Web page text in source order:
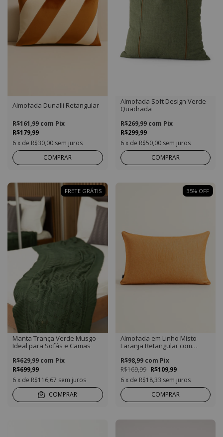
Almofada Dunalli Retangular
R$179,99
R$161,99 com Pix
6x de R$30,00 sem juros
COMPRAR
Almofada Soft Design Verde
Quadrada
R$299,99
R$269,99 com Pix
6 x de R$50,00 sem juros
COMPRAR
FRETE GRÁTIS
Manta Trança Verde Musgo -
Ideal para Sofás e Camas
R$699,99
R$629,99 com Pix
6x de R$116,67 sem juros
COMPRAR
35% OFF
Almofada em Linho Misto
Laranja Retangular com
R$169,99 R$109,99
R$98,99 com Pix
6 x de R$18,33 sem juros
COMPRAR